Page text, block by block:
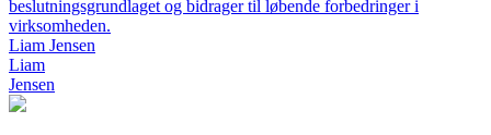
beslutningsgrundlaget og bidrager til løbende forbedringer i
virksomheden.
Liam Jensen
Liam
Jensen